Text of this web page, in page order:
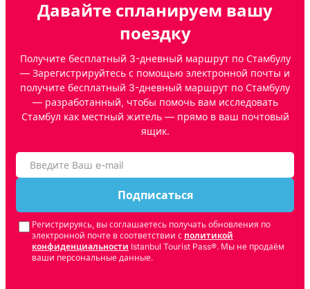
Давайте спланируем вашу
поездку
Получите бесплатный 3-дневный маршрут по Стамбулу
— Зарегистрируйтесь с помощью электронной почты и
получите бесплатный 3-дневный маршрут по Стамбулу
— разработанный, чтобы помочь вам исследовать
Стамбул как местный житель — прямо в ваш почтовый
ящик.
Подписаться
Регистрируясь, вы соглашаетесь получать обновления по
электронной почте в соответствии с политикой
конфиденциальности Istanbul Tourist Pass®. Мы не продаём
ваши персональные данные.